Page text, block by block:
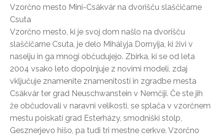
Vzorčno mesto Mini-Csákvár na dvorišču slaščičarne
Csuta
Vzorčno mesto, ki je svoj dom našlo na dvorišču
slaščičarne Csuta, je delo Mihályja Dornyija, ki živi v
naselju in ga mnogi občudujejo. Zbirka, ki se od leta
2004 vsako leto dopolnjuje z novimi modeli, zdaj
vključuje znamenite znamenitosti in zgradbe mesta
Csákvár ter grad Neuschwanstein v Nemčiji. Če ste jih
že občudovali v naravni velikosti, se splača v vzorčnem
mestu poiskati grad Esterházy, smodniški stolp,
Gesznerjevo hišo, pa tudi tri mestne cerkve. Vzorčno